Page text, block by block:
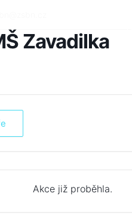
Zavadilka
Akce již proběhla.